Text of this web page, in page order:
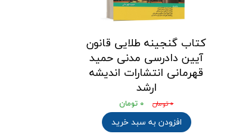
کتاب گنجینه طلایی قانون
آیین دادرسی مدنی حمید
قهرمانی انتشارات اندیشه
ارشد
۰ تومان ۰ تومان
افزودن به سبد خرید